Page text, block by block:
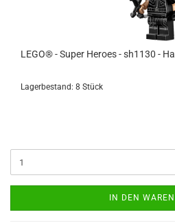
LEGO® - Super Heroes - sh1130 -
Lagerbestand: 8 Stück
IN DEN